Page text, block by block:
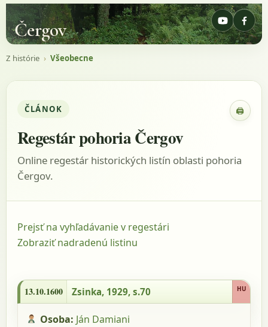
Čergov
Z histórie › Všeobecne
ČLÁNOK 🖨
Regestár pohoria Čergov
Online regestár historických listín oblasti pohoria
Čergov.
Prejsť na vyhľadávanie v regestári
Zobraziť nadradenú listinu
13.10.1600 Zsinka, 1929, s.70 HU
Osoba: Ján Damiani